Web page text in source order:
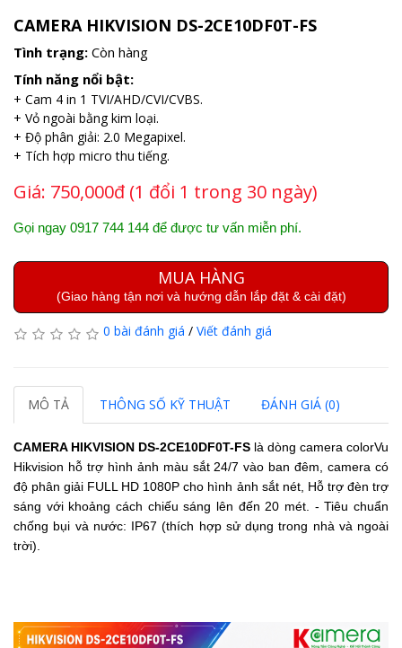
CAMERA HIKVISION DS-2CE10DF0T-FS
Tình trạng: Còn hàng
Tính năng nổi bật:
+ Cam 4 in 1 TVI/AHD/CVI/CVBS.
+ Vỏ ngoài bằng kim loại.
+ Độ phân giải: 2.0 Megapixel.
+ Tích hợp micro thu tiếng.
Giá: 750,000đ (1 đổi 1 trong 30 ngày)
Gọi ngay 0917 744 144 để được tư vấn miễn phí.
MUA HÀNG
(Giao hàng tận nơi và hướng dẫn lắp đặt & cài đặt)
0 bài đánh giá / Viết đánh giá
MÔ TẢ THÔNG SỐ KỸ THUẬT ĐÁNH GIÁ (0)
CAMERA HIKVISION DS-2CE10DF0T-FS là dòng camera colorVu
Hikvision hỗ trợ hình ảnh màu sắt 24/7 vào ban đêm, camera có
độ phân giải FULL HD 1080P cho hình ảnh sắt nét, Hỗ trợ đèn trợ
sáng với khoảng cách chiếu sáng lên đến 20 mét. - Tiêu chuẩn
chống bụi và nước: IP67 (thích hợp sử dụng trong nhà và ngoài
trời).